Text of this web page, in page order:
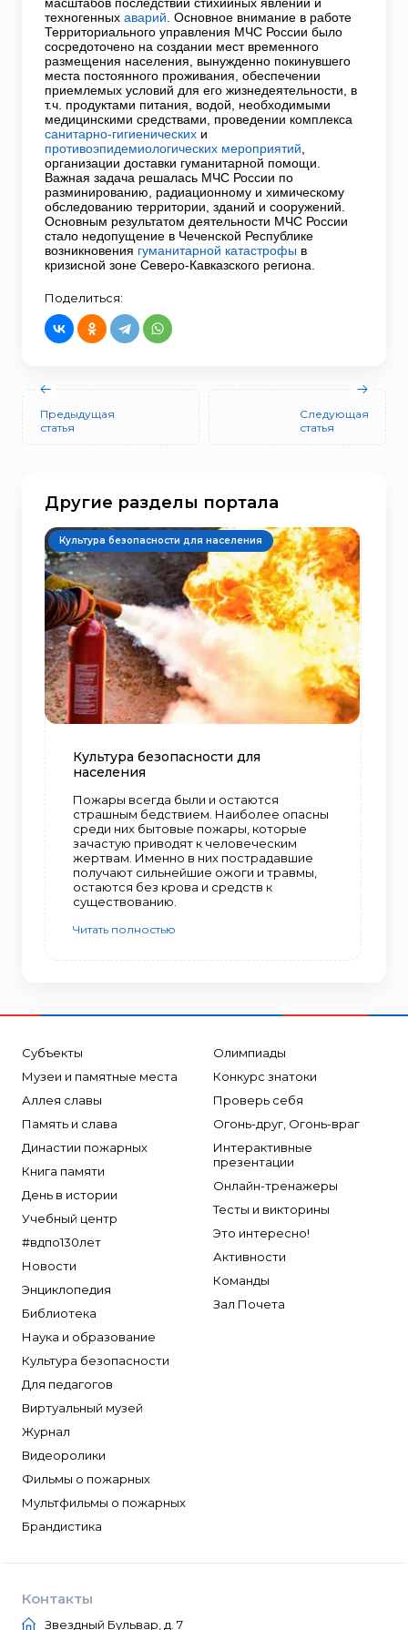
техногенных аварий . Основное внимание в работе
Территориального управления МЧС России было
сосредоточено на создании мест временного
размещения населения, вынужденно покинувшего
места постоянного проживания, обеспечении
приемлемых условий для его жизнедеятельности, в
т.ч. продуктами питания, водой, необходимыми
медицинскими средствами, проведении комплекса
санитарно-гигиенических и
противоэпидемиологических мероприятий
организации доставки гуманитарной помощи.
Важная задача решалась МЧС России по
разминированию, радиационному и химическому
обследованию территории, зданий и сооружений.
Основным результатом деятельности МЧС России
стало недопущение в Чеченской Республике
возникновения гуманитарной катастрофы в
кризисной зоне Северо-Кавказского региона.
Поделиться:
Предыдущая
статья
Следующая
статья
Другие разделы портала
Культура безопасности для населения
Культура безопасности для
населения
Пожары всегда были и остаются
страшным бедствием. Наиболее опасны
среди них бытовые пожары, которые
зачастую приводят к человеческим
жертвам. Именно в них пострадавшие
получают сильнейшие ожоги и травмы,
остаются без крова и средств к
существованию.
Читать полностью
Субъекты
Музеи и памятные места
Аллея славы
Память и слава
Династии пожарных
Книга памяти
День в истории
Учебный центр
#вдпо130лет
Новости
Энциклопедия
Библиотека
Наука и образование
Культура безопасности
Для педагогов
Виртуальный музей
Журнал
Видеоролики
Фильмы о пожарных
Мультфильмы о пожарных
Брандистика
Олимпиады
Конкурс знатоки
Проверь себя
Огонь-друг, Огонь-враг
Интерактивные
презентации
Онлайн-тренажеры
Тесты и викторины
Это интересно!
Активности
Команды
Зал Почета
Контакты
Звездный Бульвар, д. 7